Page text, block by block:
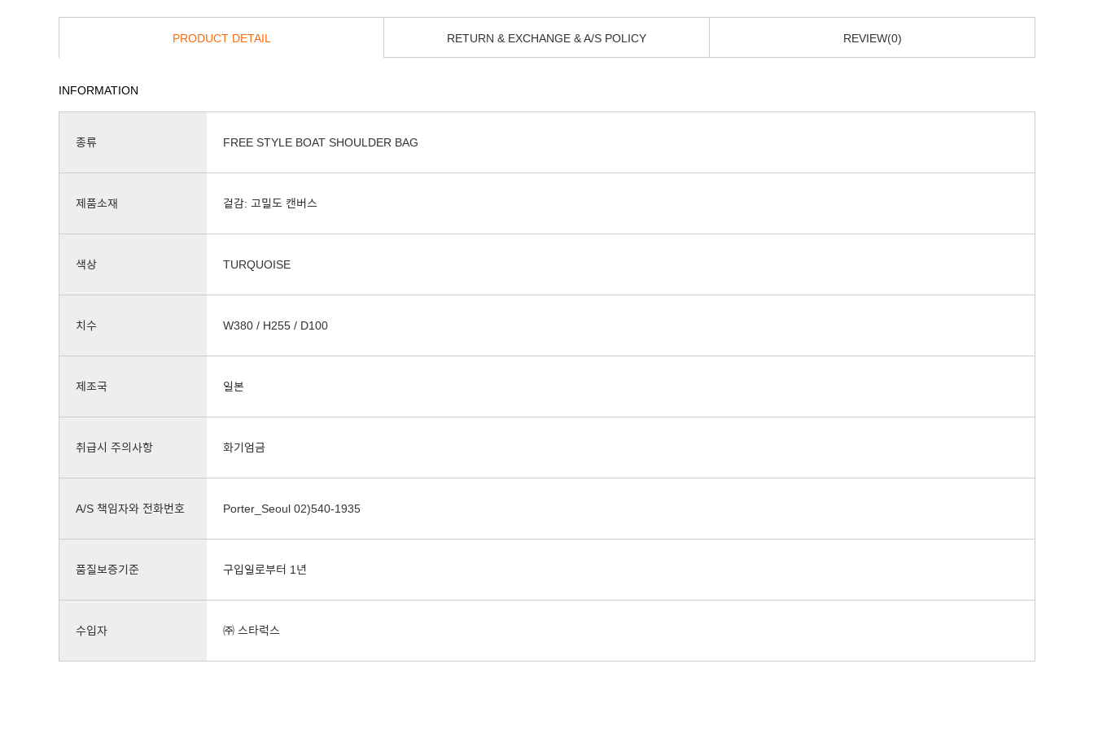
PRODUCT DETAIL RETURN & EXCHANGE & A/S POLICY REVIEW(0)
INFORMATION
종류 FREE STYLE BOAT SHOULDER BAG
제품소재 겉감: 고밀도 캔버스
색상 TURQUOISE
치수 W380 / H255 / D100
제조국 일본
취급시 주의사항 화기엄금
A/S 책임자와 전화번호 Porter_Seoul 02)540-1935
품질보증기준 구입일로부터 1년
수입자 ㈜ 스타럭스